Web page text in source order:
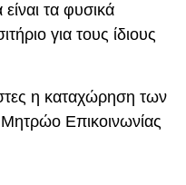
τα φυσικά
για τους ίδιους
η καταχώρηση των
Επικοινωνίας